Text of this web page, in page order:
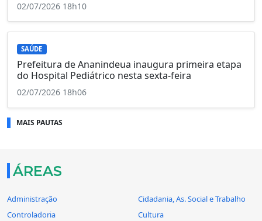
02/07/2026 18h10
SAÚDE
Prefeitura de Ananindeua inaugura primeira etapa
do Hospital Pediátrico nesta sexta-feira
02/07/2026 18h06
MAIS PAUTAS
ÁREAS
Administração
Cidadania, As. Social e Trabalho
Controladoria
Cultura